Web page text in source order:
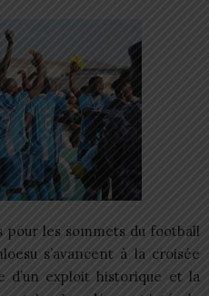
pour les sommets du football
s’avancent à la croisée
exploit historique et la